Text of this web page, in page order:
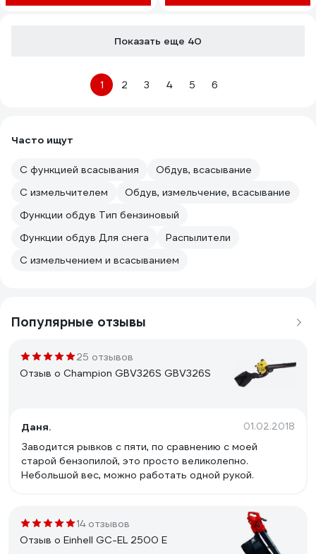
Показать еще 40
1 2 3 4 5 6
Часто ищут
С функцией всасывания
Обдув, всасывание
С измельчителем
Обдув, измельчение, всасывание
Функции обдув Тип бензиновый
Функции обдув Для снега
Распылители
С измельчением и всасыванием
Популярные отзывы
25 отзывов
Отзыв о Champion GBV326S GBV326S
Даня. 01.02.2018
Заводится рывков с пяти, по сравнению с моей
старой бензопилой, это просто великолепно.
Небольшой вес, можно работать одной рукой.
14 отзывов
Отзыв о Einhell GC-EL 2500 E